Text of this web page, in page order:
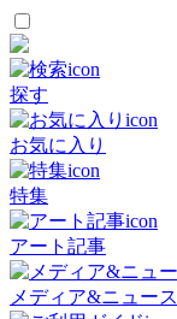
探す
お気に入り
特集
アート記事
メディア&ニュース